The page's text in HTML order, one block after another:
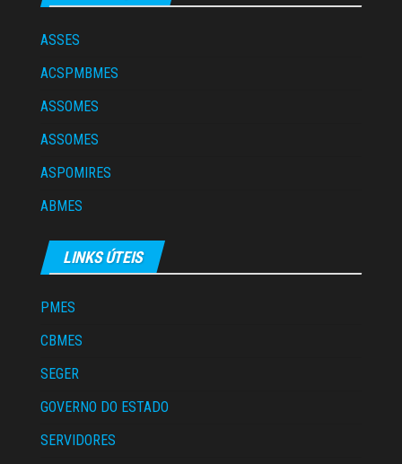
ASSES
ACSPMBMES
ASSOMES
ASSOMES
ASPOMIRES
ABMES
LINKS ÚTEIS
PMES
CBMES
SEGER
GOVERNO DO ESTADO
SERVIDORES